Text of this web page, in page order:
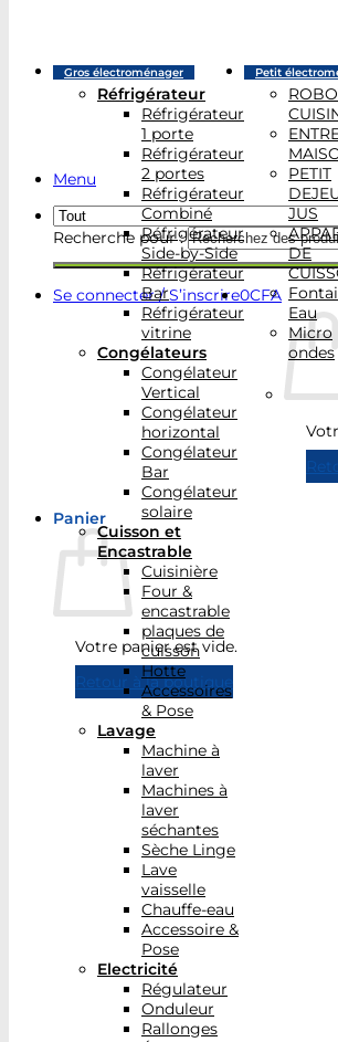
Menu
Recherche pour :
Se connecter / S’inscrire0CFA
Panier
Votre panier est vide.
Retour à la boutique
Gros électroménager
Réfrigérateur
Réfrigérateur
1 porte
Réfrigérateur
2 portes
Réfrigérateur
Combiné
Réfrigérateur
Side-by-Side
Réfrigérateur
Bar
Réfrigérateur
vitrine
Congélateurs
Congélateur
Vertical
Congélateur
horizontal
Congélateur
Bar
Congélateur
solaire
Cuisson et
Encastrable
Cuisinière
Four &
encastrable
plaques de
cuisson
Hotte
Accessoires
& Pose
Lavage
Machine à
laver
Machines à
laver
séchantes
Sèche Linge
Lave
vaisselle
Chauffe-eau
Accessoire &
Pose
Electricité
Régulateur
Onduleur
Rallonges
Petit
PETIT
JUS
DE
Eau
Micro
ondes